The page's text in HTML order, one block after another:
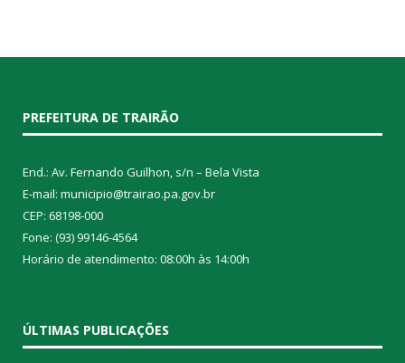
PREFEITURA DE TRAIRÃO
End.: Av. Fernando Guilhon, s/n – Bela Vista
E-mail: municipio@trairao.pa.gov.br
CEP: 68198-000
Fone: (93) 99146-4564
Horário de atendimento: 08:00h às 14:00h
ÚLTIMAS PUBLICAÇÕES